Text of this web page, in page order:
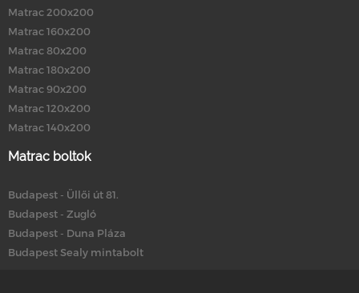
Matrac 200x200
Matrac 160x200
Matrac 80x200
Matrac 180x200
Matrac 90x200
Matrac 120x200
Matrac 140x200
Matrac boltok
Budapest - Üllői út 81.
Budapest - Zugló
Budapest - Duna Pláza
Budapest Sealy mintabolt